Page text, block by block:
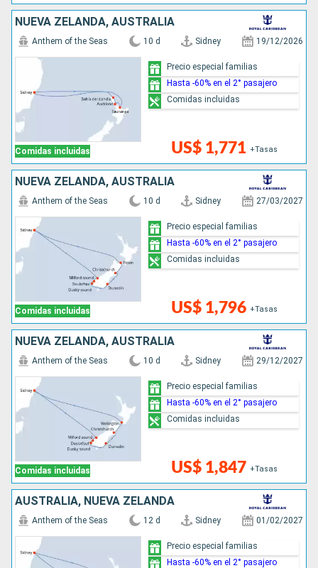
NUEVA ZELANDA, AUSTRALIA
Comidas incluidas
Anthem of the Seas 10 d Sidney 19/12/2026
US$ 1,771 +Tasas
Precio especial familias
Hasta -60% en el 2° pasajero
Comidas incluidas
NUEVA ZELANDA, AUSTRALIA
Comidas incluidas
Anthem of the Seas 10 d Sidney 27/03/2027
US$ 1,796 +Tasas
Precio especial familias
Hasta -60% en el 2° pasajero
Comidas incluidas
NUEVA ZELANDA, AUSTRALIA
Comidas incluidas
Anthem of the Seas 10 d Sidney 29/12/2027
US$ 1,847 +Tasas
Precio especial familias
Hasta -60% en el 2° pasajero
Comidas incluidas
AUSTRALIA, NUEVA ZELANDA
Anthem of the Seas 12 d Sidney 01/02/2027
Precio especial familias
Hasta -60% en el 2° pasajero